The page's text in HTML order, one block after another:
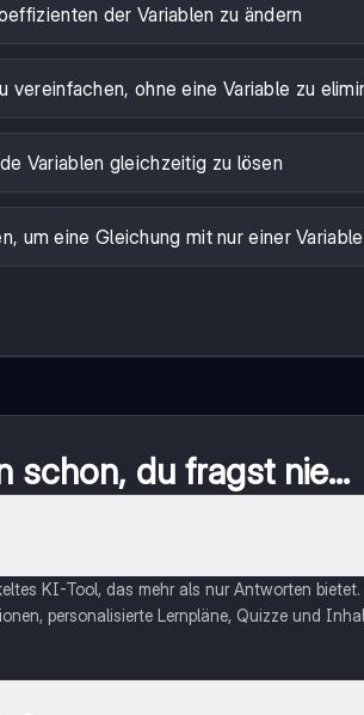
der Variablen zu ändern
vereinfachen, ohne eine Variable zu
Variablen gleichzeitig zu lösen
um eine Gleichung mit nur einer
schon, du fragst nie...
KI-Tool, das mehr als nur Antworten
personalisierte Lernpläne, Quizze und